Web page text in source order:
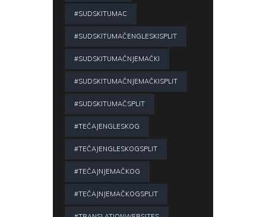
#SUDSKITUMAC
#SUDSKITUMAČENGLESKISPLIT
#SUDSKITUMAČNJEMAČKI
#SUDSKITUMAČNJEMAČKISPLIT
#SUDSKITUMAČSPLIT
#TEČAJENGLESKOG
#TEČAJENGLESKOGSPLIT
#TEČAJNJEMAČKOG
#TEČAJNJEMAČKOGSPLIT